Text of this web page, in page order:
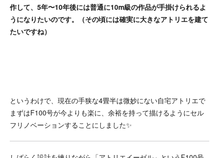
作して、5年〜10年後には普通に10m級の作品が手掛けられるよ
うになりたいのです。（その頃には確実に大きなアトリエを建て
たいですね）
というわけで、現在の手狭な4畳半は微妙にない自宅アトリエで
まずはF100号が今よりも楽に、余裕を持って描けるようにセル
フリノベーションすることにしました✨